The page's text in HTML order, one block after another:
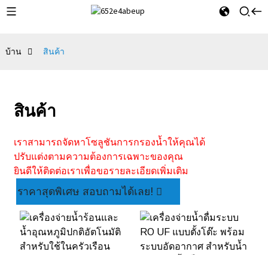
บ้าน สินค้า
สินค้า
เราสามารถจัดหาโซลูชันการกรองน้ำให้คุณได้
ปรับแต่งตามความต้องการเฉพาะของคุณ
ยินดีให้ติดต่อเราเพื่อขอรายละเอียดเพิ่มเติม
ราคาสุดพิเศษ สอบถามได้เลย!